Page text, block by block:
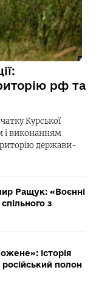
рф та
Курської
і виконанням
держави-
Ращук: «Воєнні
з
історія
полон